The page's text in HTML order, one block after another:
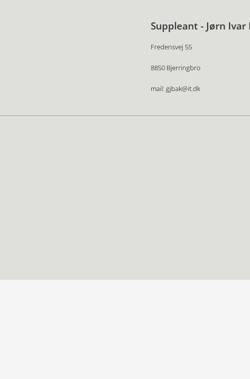
Suppleant - Jørn Ivar
Fredensvej 55
8850 Bjerringbro
mail: gjbak@it.dk